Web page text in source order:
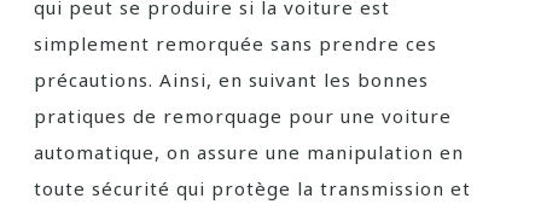
qui peut se produire si la voiture est
simplement remorquée sans prendre ces
précautions. Ainsi, en suivant les bonnes
pratiques de remorquage pour une voiture
automatique, on assure une manipulation en
toute sécurité qui protège la transmission et